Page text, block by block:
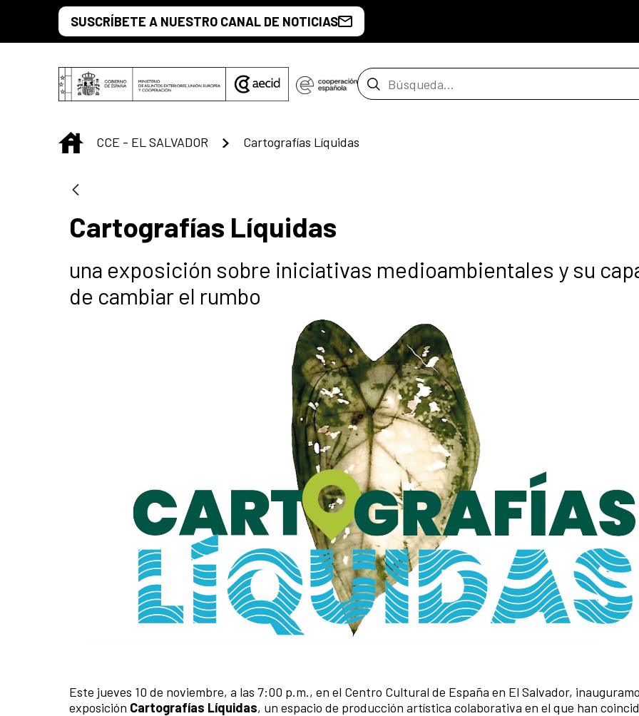
Saltar al contenido principal
SUSCRÍBETE A NUESTRO CANAL DE NOTICIAS
Barra de búsqueda
INICIO
CCE - EL SALVADOR Cartografías Líquidas
Cartografías Líquidas
una exposición sobre iniciativas medioambientales y su
de cambiar el rumbo
Este jueves 10 de noviembre, a las 7:00 p.m., en el Centro Cultural de España en El Salvador,
exposición Cartografías Líquidas, un espacio de producción artística colaborativa en el que han